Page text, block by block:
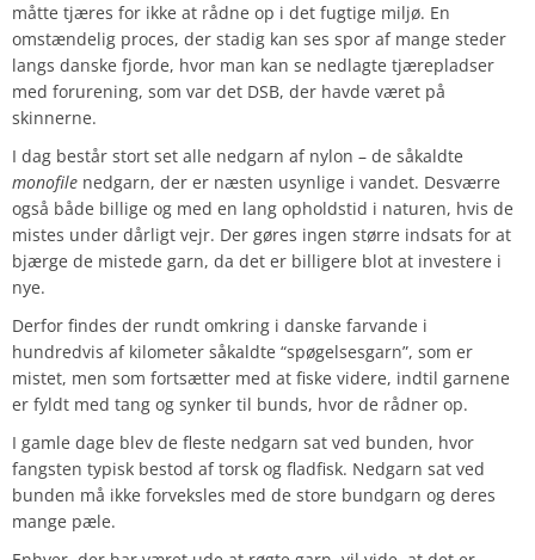
måtte tjæres for ikke at rådne op i det fugtige miljø. En
omstændelig proces, der stadig kan ses spor af mange steder
langs danske fjorde, hvor man kan se nedlagte tjærepladser
med forurening, som var det DSB, der havde været på
skinnerne.
I dag består stort set alle nedgarn af nylon – de såkaldte
monofile nedgarn, der er næsten usynlige i vandet. Desværre
også både billige og med en lang opholdstid i naturen, hvis de
mistes under dårligt vejr. Der gøres ingen større indsats for at
bjærge de mistede garn, da det er billigere blot at investere i
nye.
Derfor findes der rundt omkring i danske farvande i
hundredvis af kilometer såkaldte “spøgelsesgarn”, som er
mistet, men som fortsætter med at fiske videre, indtil garnene
er fyldt med tang og synker til bunds, hvor de rådner op.
I gamle dage blev de fleste nedgarn sat ved bunden, hvor
fangsten typisk bestod af torsk og fladfisk. Nedgarn sat ved
bunden må ikke forveksles med de store bundgarn og deres
mange pæle.